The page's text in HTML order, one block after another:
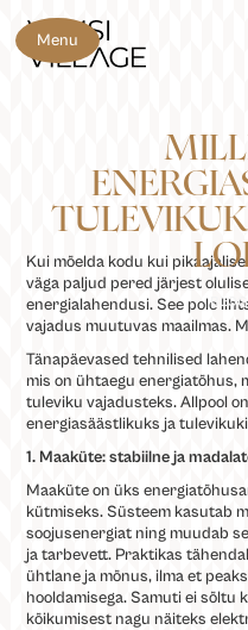
Menu
BLOGI
Kui mõelda kodu kui
väga paljud pered järjest
energialahendusi. See pole
vajadus muutuvas maailmas.
Tänapäevased tehnilised
mis on ühtaegu energiatõhus,
tuleviku vajadusteks. Allpool
energiasäästlikuks ja
1. Maaküte: stabiilne ja
Maaküte on üks
kütmiseks. Süsteem kasutab
soojusenergiat ning muudab
ja tarbevett. Praktikas
ühtlane ja mõnus, ilma et
hooldamisega. Samuti ei sõltu
kõikumisest nagu näiteks